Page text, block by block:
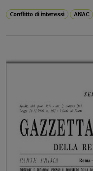
Conflitto di interessi ANAC